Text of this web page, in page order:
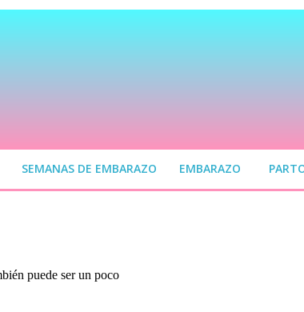
SEMANAS DE EMBARAZO EMBARAZO
puede ser un poco